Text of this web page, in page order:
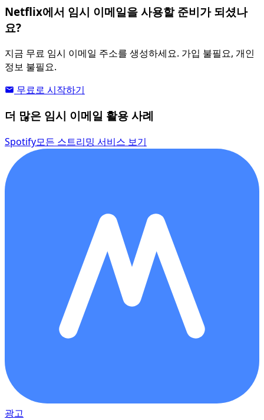
Netflix에서 임시 이메일을 사용할 준비가 되셨나
요?
지금 무료 임시 이메일 주소를 생성하세요. 가입 불필요, 개인
정보 불필요.
무료로 시작하기
더 많은 임시 이메일 활용 사례
Spotify모든 스트리밍 서비스 보기
광고